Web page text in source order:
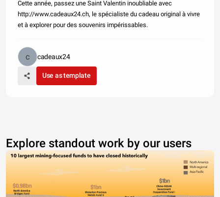
Cette année, passez une Saint Valentin inoubliable avec
http://www.cadeaux24.ch, le spécialiste du cadeau original à vivre
et à explorer pour des souvenirs impérissables.
cadeaux24
Use as template
Explore standout work by our users